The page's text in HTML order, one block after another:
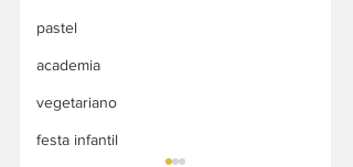
pastel
academia
vegetariano
festa infantil